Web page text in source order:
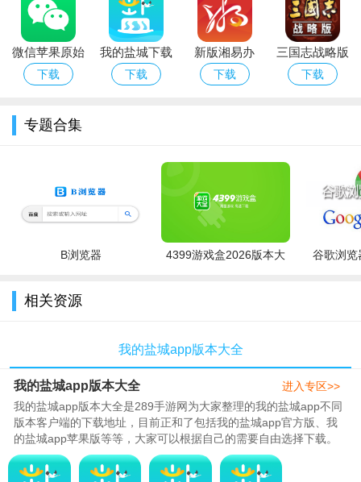
微信苹果原始
版（可虚拟支
下载
我的盐城下载
苹果手机app
下载
新版湘易办
app下载苹果
下载
三国志战略版
变态版ios
下载
专题合集
B浏览器
4399游戏盒2026版本大
谷歌浏览
相关资源
我的盐城app版本大全
我的盐城app版本大全
我的盐城app版本大全是289手游网为大家整理的我的盐城app不同
版本客户端的下载地址，目前正和了包括我的盐城app官方版、我
的盐城app苹果版等等，大家可以根据自己的需要自由选择下载。
我的盐城app是一个专门服务于盐..
进入专区>>